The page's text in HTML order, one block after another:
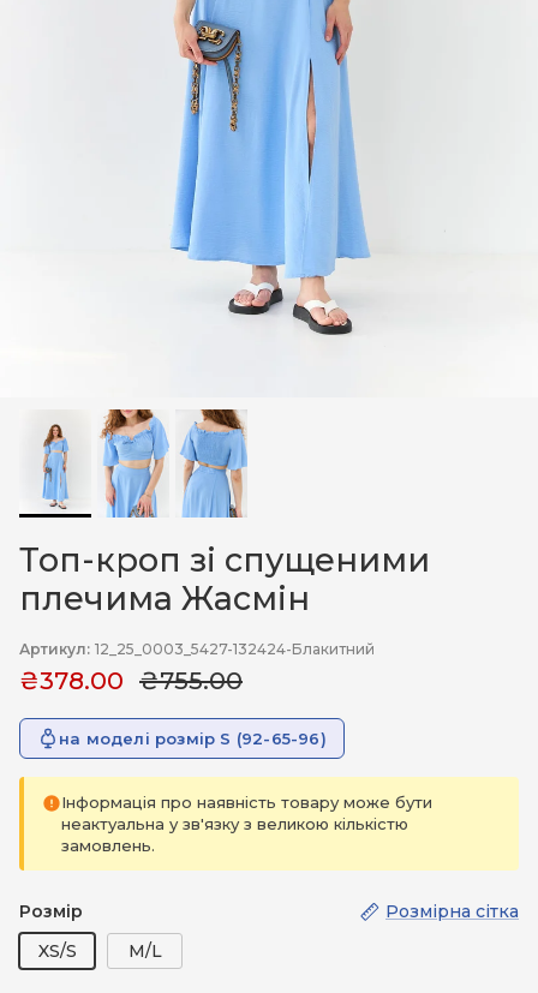
Топ-кроп зі спущеними
плечима Жасмін
Артикул: 12_25_0003_5427-132424-Блакитний
₴378.00 ₴755.00
на моделі розмір S (92-65-96)
Інформація про наявність товару може бути
неактуальна у зв'язку з великою кількістю
замовлень.
Розмір
Розмірна сітка
XS/S
M/L